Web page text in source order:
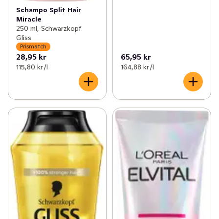
Schampo Split Hair
Miracle
250 ml, Schwarzkopf
Gliss
Prismatch
28,95 kr
115,80 kr /l
65,95 kr
164,88 kr /l